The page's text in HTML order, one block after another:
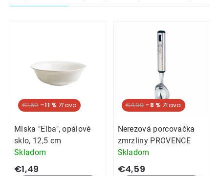
produktov
€1,69 –11 %
Miska "Elba", opálové
sklo, 12,5 cm
Skladom
€1,49
€4,99 –8 %
Nerezová porcovačka
zmrzliny PROVENCE
Skladom
€4,59